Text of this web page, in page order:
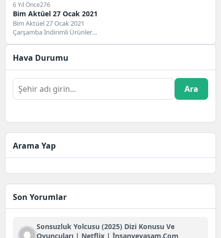
6 Yıl Önce276
Bim Aktüel 27 Ocak 2021
Bim Aktüel 27 Ocak 2021
Çarşamba İndirimli Ürünler
Hava Durumu
Ara
Arama Yap
Son Yorumlar
Sonsuzluk Yolcusu (2025) Dizi Konusu Ve
Oyuncuları | Netflix | İnsanveyasam.com